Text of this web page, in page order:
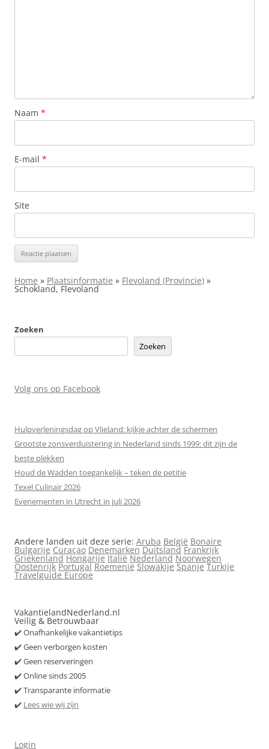
Naam *
E-mail *
Site
Home » Plaatsinformatie » Flevoland (Provincie) »
Schokland, Flevoland
Zoeken
Zoeken
Volg ons op Facebook
Hulpverleningsdag op Vlieland: kijkje achter de schermen
Grootste zonsverduistering in Nederland sinds 1999: dit zijn de
beste plekken
Houd de Wadden toegankelijk – teken de petitie
Texel Culinair 2026
Evenementen in Utrecht in juli 2026
Andere landen uit deze serie: Aruba België Bonaire
Bulgarije Curaçao Denemarken Duitsland Frankrijk
Griekenland Hongarije Italië Nederland Noorwegen
Oostenrijk Portugal Roemenië Slowakije Spanje Turkije
Travelguide Europe
VakantielandNederland.nl
Veilig & Betrouwbaar
✔️ Onafhankelijke vakantietips
✔️ Geen verborgen kosten
✔️ Geen reserveringen
✔️ Online sinds 2005
✔️ Transparante informatie
✔️ Lees wie wij zijn
Login